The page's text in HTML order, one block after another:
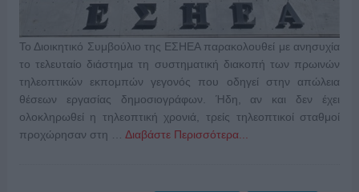
Το Διοικητικό Συμβούλιο της ΕΣΗΕΑ παρακολουθεί με ανησυχία
το τελευταίο διάστημα τη συστηματική διακοπή των πρωινών
τηλεοπτικών εκπομπών γεγονός που οδηγεί στην απώλεια
θέσεων εργασίας δημοσιογράφων. Ήδη, αν και δεν έχει
ολοκληρωθεί η τηλεοπτική χρονιά, τρείς τηλεοπτικοί σταθμοί
προχώρησαν στη … Διαβάστε Περισσότερα...